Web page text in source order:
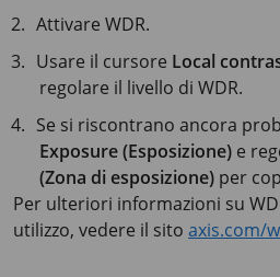
Attivare WDR.
Usare il cursore Local
regolare il livello di WDR.
Se si riscontrano ancora
Exposure (Esposizione) e
(Zona di esposizione) per
Per ulteriori informazioni su
utilizzo, vedere il sito axis.com/